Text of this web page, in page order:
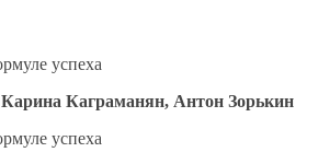
Каграманян, Антон Зорькин